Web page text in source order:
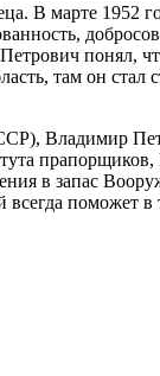
В марте 1952
понял,
там он
ССР), Владимир
в запас
всегда поможет